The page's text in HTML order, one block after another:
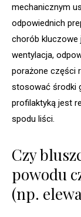
mechanicznym
odpowiednich
chorób kluczowe
wentylacja,
porażone części
stosować środki
profilaktyką jest
spodu liści.
Czy
powodu
(np.